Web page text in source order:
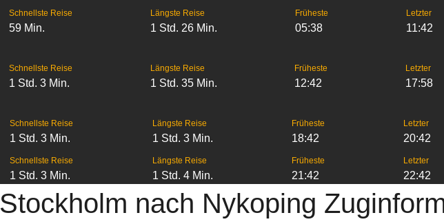
Schnellste Reise
59 Min.
Längste Reise
1 Std. 26 Min.
Früheste
05:38
Letzter
11:42
Schnellste Reise
1 Std. 3 Min.
Längste Reise
1 Std. 35 Min.
Früheste
12:42
Letzter
17:58
Schnellste Reise
1 Std. 3 Min.
Längste Reise
1 Std. 3 Min.
Früheste
18:42
Letzter
20:42
Schnellste Reise
1 Std. 3 Min.
Längste Reise
1 Std. 4 Min.
Früheste
21:42
Letzter
22:42
Stockholm nach Nykoping